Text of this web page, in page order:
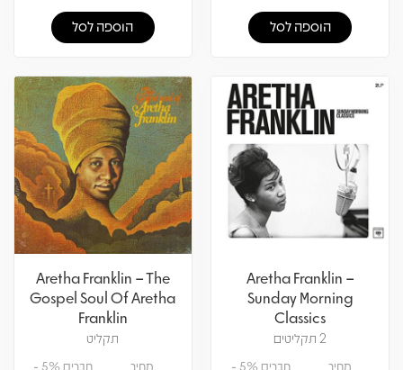
הוספה לסל הוספה לסל
Aretha Franklin –
Sunday Morning
Classics
2 תקליטים
מחיר חברים 5% -
Aretha Franklin – The
Gospel Soul Of Aretha
Franklin
תקליט
מחיר חברים 5% -